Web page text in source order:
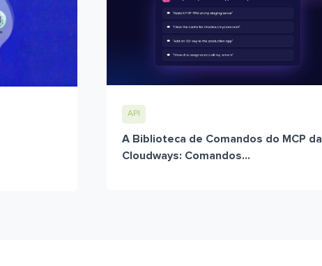
API
A Biblioteca de Comandos do MCP da
Cloudways: Comandos...